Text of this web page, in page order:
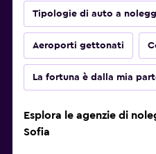
Tipologie di auto a
Aeroporti gettonati
La fortuna è dalla mia
Esplora le agenzie di
Sofia